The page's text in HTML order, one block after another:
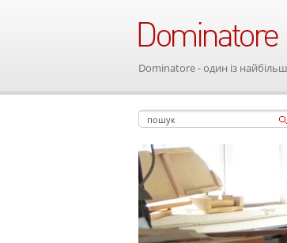
Dominatore - один із